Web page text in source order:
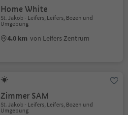
Home White
St. Jakob - Leifers, Leifers, Bozen und
Umgebung
4.0 km von Leifers Zentrum
Zimmer SAM
St. Jakob - Leifers, Leifers, Bozen und
Umgebung